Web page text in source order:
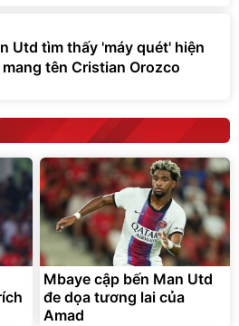
Utd tìm thấy 'máy quét' hiện
tên Cristian Orozco
Mbaye cập bến Man Utd
đe dọa tương lai của
Amad